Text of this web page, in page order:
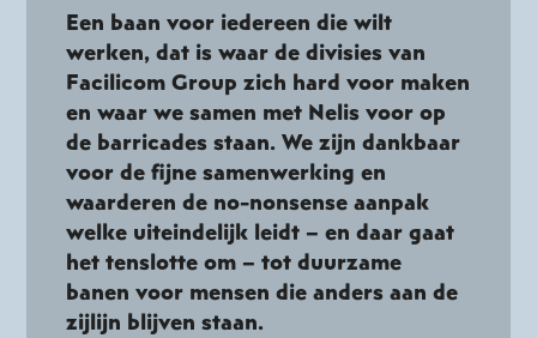
Een baan voor iedereen die wilt
werken, dat is waar de divisies van
Facilicom Group zich hard voor maken
en waar we samen met Nelis voor op
de barricades staan. We zijn dankbaar
voor de fijne samenwerking en
waarderen de no-nonsense aanpak
welke uiteindelijk leidt – en daar gaat
het tenslotte om – tot duurzame
banen voor mensen die anders aan de
zijlijn blijven staan.